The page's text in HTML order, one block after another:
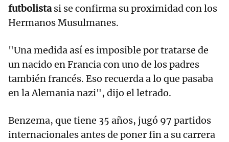
futbolistasi se confirma su proximidad con los
Hermanos Musulmanes.
"Una medida así es imposible por tratarse de
un nacido en Francia con uno de los padres
también francés. Eso recuerda a lo que pasaba
en la Alemania nazi", dijo el letrado.
Benzema, que tiene 35 años, jugó 97 partidos
internacionales antes de poner fin a su carrera